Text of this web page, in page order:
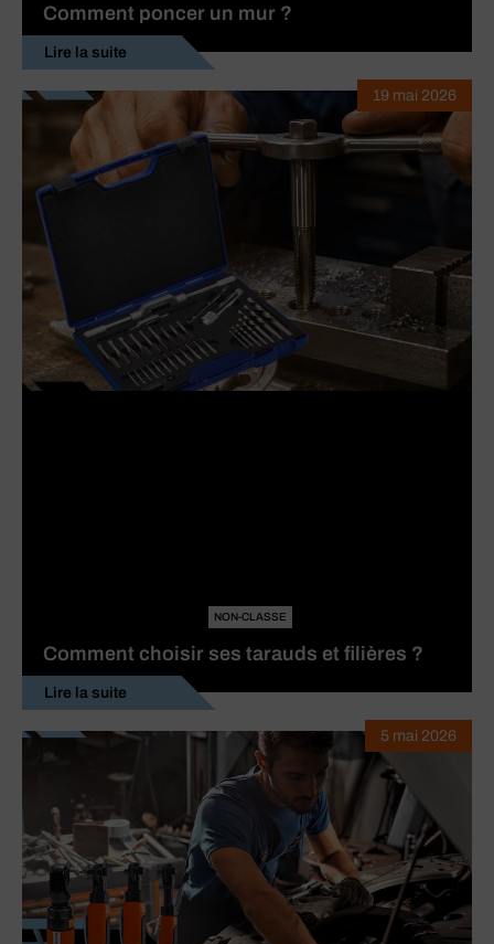
Comment poncer un mur ?
Lire la suite
NON-CLASSE
Comment choisir ses tarauds et filières ?
Lire la suite
19 mai 2026
5 mai 2026